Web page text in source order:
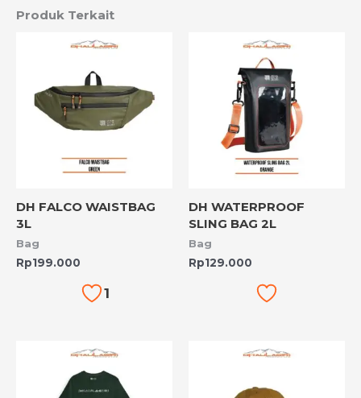
Produk Terkait
DH FALCO WAISTBAG
3L
Bag
Rp199.000
1
DH WATERPROOF
SLING BAG 2L
Bag
Rp129.000